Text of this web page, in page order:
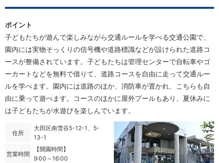
ポイント
子どもたちが遊んで楽しみながら交通ルールを学べる交通公園で、
園内には実物そっくりの信号機や道路標識などが設けられた道路コ
ースが整備されています。子どもたちは管理センターで自転車やゴ
ーカートなどを無料で借りて、道路コースを自由に走って交通ルー
ルを学べます。園内には道路のほか、消防車が置かれ、こちらも自
由に乗って遊べます。コースのほかに屋外プールもあり、夏休みに
は子どもたちが水遊びを楽しんでいます。
住所
大田区南雪谷5-12-1、5-
13-1
営業時間
【開園時間】
9:00～16:00